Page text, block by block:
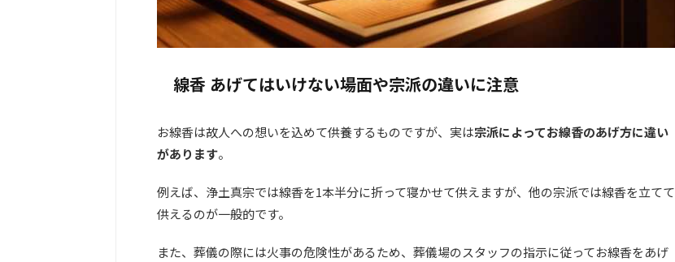
線香 あげてはいけない場面や宗派の違いに注意
お線香は故人への想いを込めて供養するものですが、実は宗派によってお線香のあげ方に違い
があります。
例えば、浄土真宗では線香を1本半分に折って寝かせて供えますが、他の宗派では線香を立てて
供えるのが一般的です。
また、葬儀の際には火事の危険性があるため、葬儀場のスタッフの指示に従ってお線香をあげ